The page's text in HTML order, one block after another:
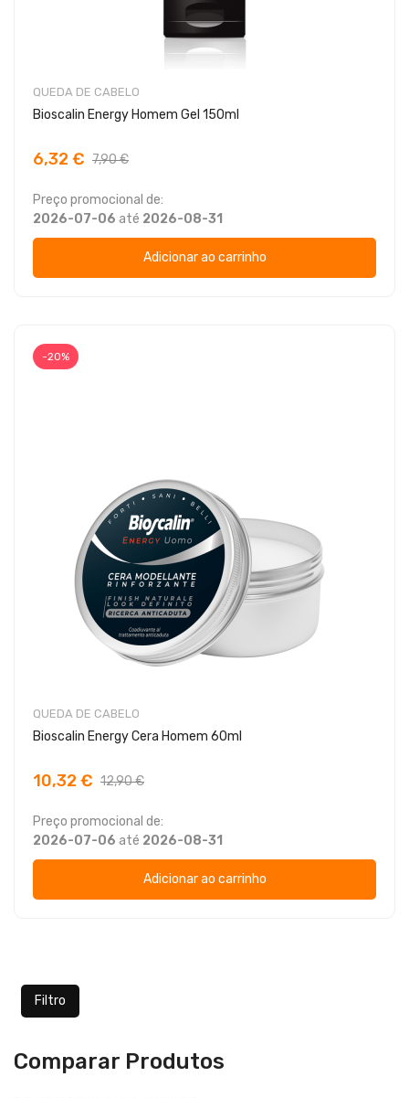
QUEDA DE CABELO
Bioscalin Energy Homem Gel 150ml
6,32 € 7,90 €
Preço promocional de:
2026-07-06 até 2026-08-31
Adicionar ao carrinho
-20%
QUEDA DE CABELO
Bioscalin Energy Cera Homem 60ml
10,32 € 12,90 €
Preço promocional de:
2026-07-06 até 2026-08-31
Adicionar ao carrinho
Filtro
Comparar Produtos